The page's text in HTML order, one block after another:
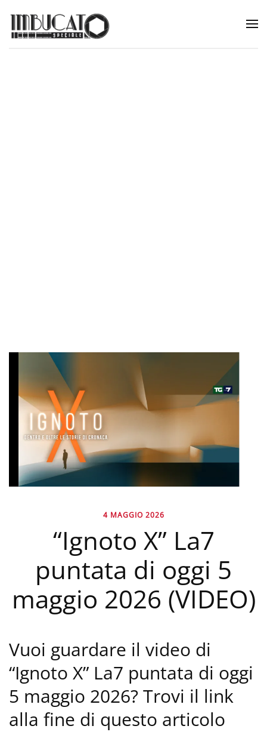
4 MAGGIO 2026
“Ignoto X” La7
puntata di oggi 5
maggio 2026 (VIDEO)
Vuoi guardare il video di
“Ignoto X” La7 puntata di oggi
5 maggio 2026? Trovi il link
alla fine di questo articolo